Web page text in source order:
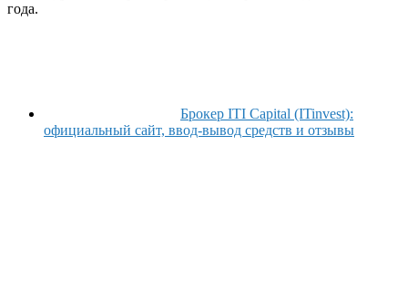
года.
Брокер ITI Capital (ITinvest):
официальный сайт, ввод-вывод средств и отзывы